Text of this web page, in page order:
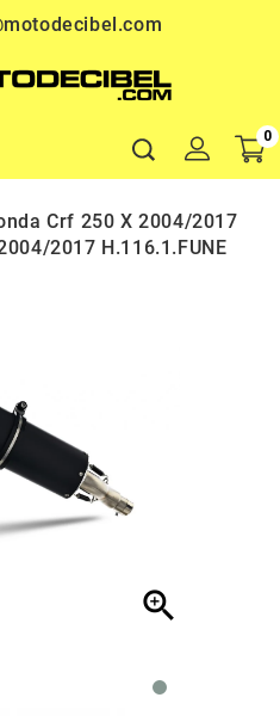
0
Crf 250 X 2004/2017
2017 H.116.1.FUNE
